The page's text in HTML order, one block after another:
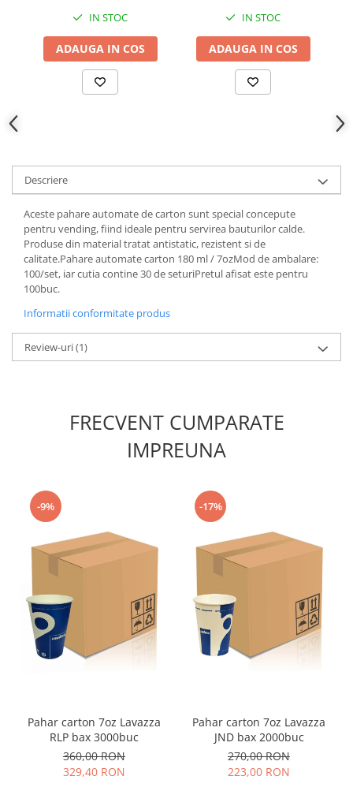
IN STOC
ADAUGA IN COS
IN STOC
ADAUGA IN COS
Descriere
Aceste pahare automate de carton sunt special concepute
pentru vending, fiind ideale pentru servirea bauturilor calde.
Produse din material tratat antistatic, rezistent si de
calitate.Pahare automate carton 180 ml / 7ozMod de ambalare:
100/set, iar cutia contine 30 de seturiPretul afisat este pentru
100buc.
Informatii conformitate produs
Review-uri(1)
FRECVENT CUMPARATE
IMPREUNA
-9%
Pahar carton 7oz Lavazza
RLP bax 3000buc
360,00 RON
329,40 RON
-17%
Pahar carton 7oz Lavazza
JND bax 2000buc
270,00 RON
223,00 RON